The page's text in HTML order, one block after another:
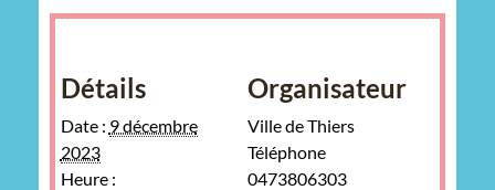
Détails
Date : 9 décembre
2023
Heure :
Organisateur
Ville de Thiers
Téléphone
0473806303